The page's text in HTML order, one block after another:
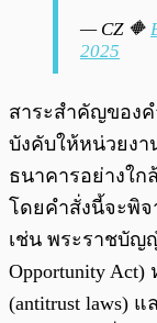
— CZ 🔶
2025
สาระสำคัญของ
บังคับให้หน่วยง
ธนาคารอย่างใก
โดยคำสั่งนี้จะพิ
เช่น พระราชบัญ
Opportunity
(antitrust laws)